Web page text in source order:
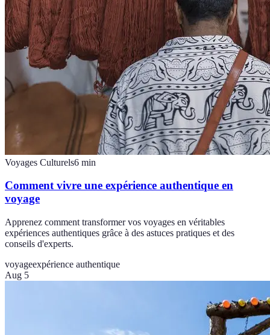
Voyages Culturels6 min
Comment vivre une expérience authentique en
voyage
Apprenez comment transformer vos voyages en véritables
expériences authentiques grâce à des astuces pratiques et des
conseils d'experts.
voyageexpérience authentique
Aug 5